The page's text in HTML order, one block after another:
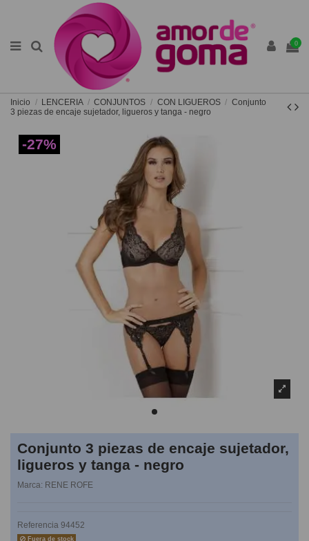
0
Inicio LENCERIA CONJUNTOS CON LIGUEROS
Conjunto
3 piezas de encaje sujetador, ligueros y tanga - negro
-27%
Conjunto 3 piezas de encaje sujetador,
ligueros y tanga - negro
Marca: RENE ROFE
Referencia 94452
Fuera de stock